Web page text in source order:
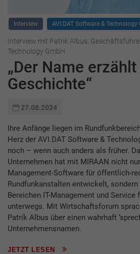
Interview AVI.DAT Software & Technology
Interview mit Patrik Albus,
Technology GmbH
„Der Name
Geschichte“
27.08.2024
Ihre Anfänge liegen im
Herz der AVI.DAT Software &
noch – wenn auch anders als früher.
Unternehmen hat mit MIRAAN nicht
Management-Software für öffentlich-
Rundfunkanstalten entwickelt,
Bereichen IT-Management und Service
unterwegs. Mit Wirtschaftsforum
Patrik Albus über einen wahrhaft
Unternehmensnamen.
JETZT LESEN